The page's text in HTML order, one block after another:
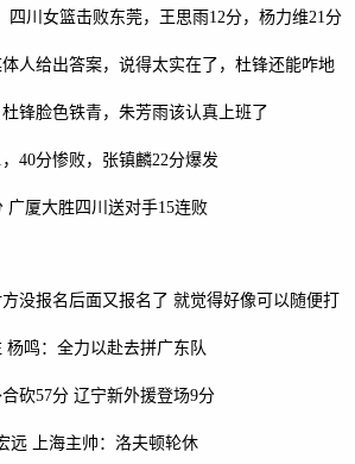
四川女篮击败东莞，王思雨12分，杨力维21分
人给出答案，说得太实在了，杜锋还能咋地
锋脸色铁青，朱芳雨该认真上班了
40分惨败，张镇麟22分爆发
广厦大胜四川送对手15连败
没报名后面又报名了 就觉得好像可以随便打
鸣：全力以赴去拼广东队
砍57分 辽宁新外援登场9分
远 上海主帅：洛夫顿轮休